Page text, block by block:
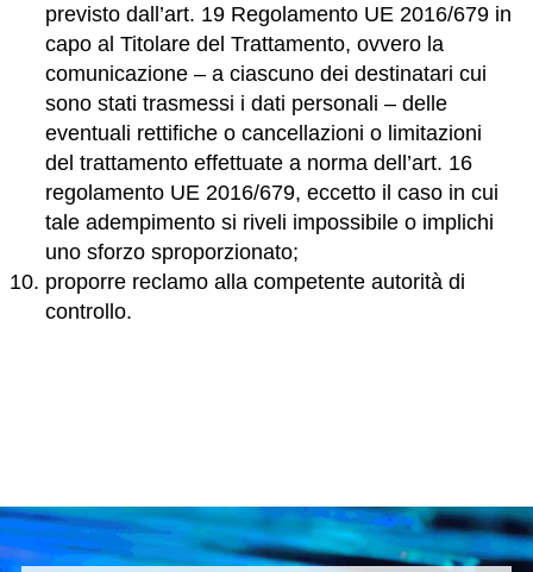
previsto dall’art. 19 Regolamento UE 2016/679 in
capo al Titolare del Trattamento, ovvero la
comunicazione – a ciascuno dei destinatari cui
sono stati trasmessi i dati personali – delle
eventuali rettifiche o cancellazioni o limitazioni
del trattamento effettuate a norma dell’art. 16
regolamento UE 2016/679, eccetto il caso in cui
tale adempimento si riveli impossibile o implichi
uno sforzo sproporzionato;
proporre reclamo alla competente autorità di
controllo.